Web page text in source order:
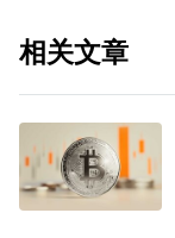
相关文章